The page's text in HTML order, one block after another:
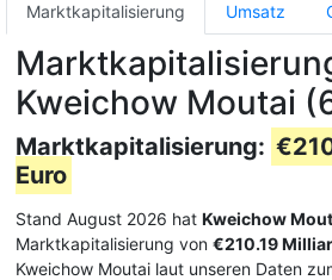
Marktkapitalisierung Umsatz
Kweichow Moutai
Marktkapitalisierung:
Euro
Stand August 2026 hat Kweichow
Marktkapitalisierung von €210.19
Kweichow Moutai laut unseren Daten